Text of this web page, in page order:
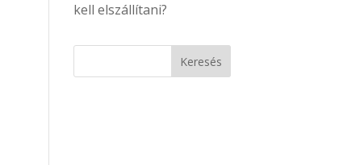
kell elszállítani?